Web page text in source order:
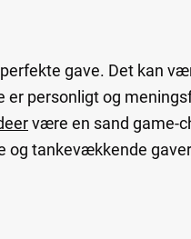
gave. Det kan
personligt og
være en sand game-
tankevækkende